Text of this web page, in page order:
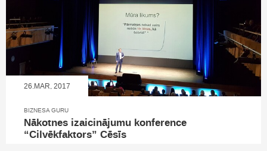
26.MAR, 2017
BIZNESA GURU
Nākotnes izaicinājumu konference
“Cilvēkfaktors” Cēsīs